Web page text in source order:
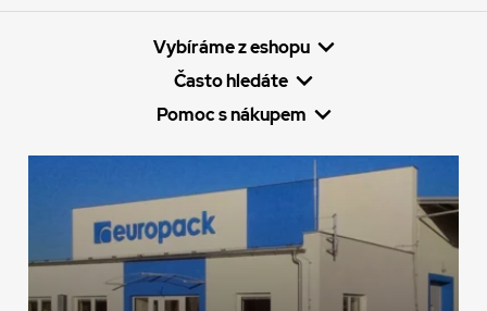
Vybíráme z eshopu
Často hledáte
Pomoc s nákupem